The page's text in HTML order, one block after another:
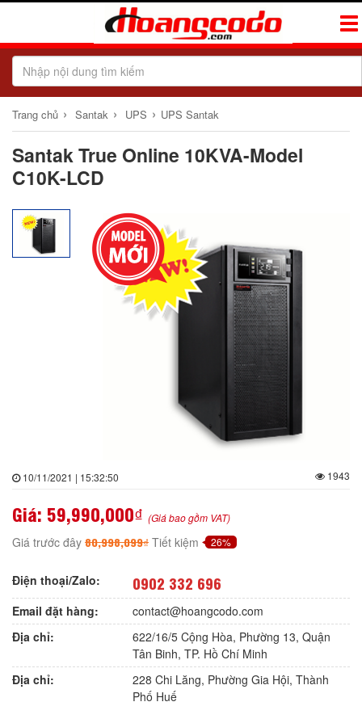
Trang chủ › Santak › UPS › UPS Santak
Santak True Online 10KVA-Model
C10K-LCD
10/11/2021 | 15:32:50 1943
Giá: 59,990,000₫ (Giá bao gồm VAT)
Giá trước đây 80,998,099₫ Tiết kiệm 26%
Điện thoại/Zalo: 0902 332 696
Email đặt hàng:
contact@hoangcodo.com
Địa chỉ:
622/16/5 Cộng Hòa, Phường 13, Quận
Tân Binh, TP. Hồ Chí Minh
Địa chỉ:
228 Chi Lăng, Phường Gia Hội, Thành
Phố Huế